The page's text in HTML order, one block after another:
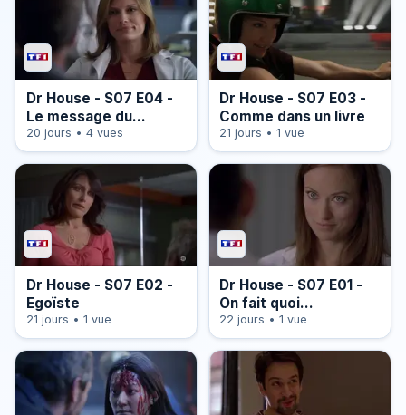
Dr House - S07 E04 -
Le message du
massage
20 jours • 4 vues
Dr House - S07 E03 -
Comme dans un livre
21 jours • 1 vue
Dr House - S07 E02 -
Egoïste
21 jours • 1 vue
Dr House - S07 E01 -
On fait quoi
maintenant ?
22 jours • 1 vue